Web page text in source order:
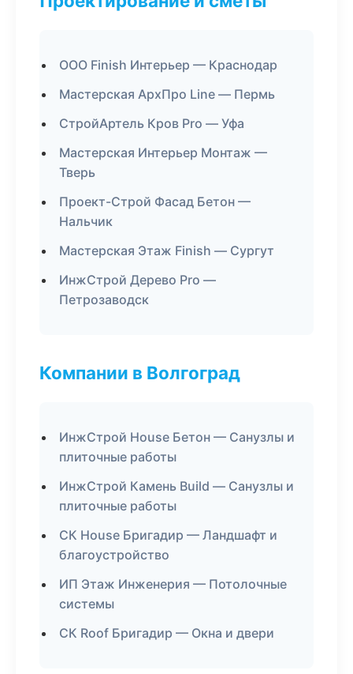
ООО Finish Интерьер — Краснодар
Мастерская АрхПро Line — Пермь
СтройАртель Кров Pro — Уфа
Мастерская Интерьер Монтаж —
Тверь
Проект-Строй Фасад Бетон —
Нальчик
Мастерская Этаж Finish — Сургут
ИнжСтрой Дерево Pro —
Петрозаводск
Компании в Волгоград
ИнжСтрой House Бетон — Санузлы и
плиточные работы
ИнжСтрой Камень Build — Санузлы и
плиточные работы
СК House Бригадир — Ландшафт и
благоустройство
ИП Этаж Инженерия — Потолочные
системы
СК Roof Бригадир — Окна и двери